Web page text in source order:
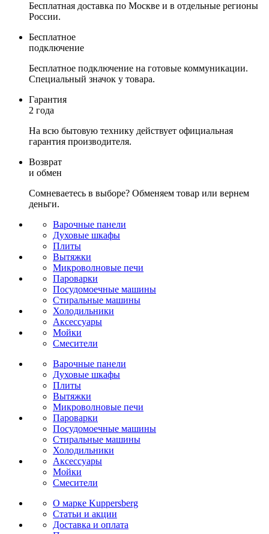
Бесплатная доставка по Москве и в отдельные регионы
России.
Бесплатное
подключение
Бесплатное подключение на готовые коммуникации.
Специальный значок у товара.
Гарантия
2 года
На всю бытовую технику действует официальная
гарантия производителя.
Возврат
и обмен
Сомневаетесь в выборе? Обменяем товар или вернем
деньги.
Варочные панели
Духовые шкафы
Плиты
Вытяжки
Микроволновые печи
Пароварки
Посудомоечные машины
Стиральные машины
Холодильники
Аксессуары
Мойки
Cмесители
Варочные панели
Духовые шкафы
Плиты
Вытяжки
Микроволновые печи
Пароварки
Посудомоечные машины
Стиральные машины
Холодильники
Аксессуары
Мойки
Cмесители
О марке Kuppersberg
Статьи и акции
Доставка и оплата